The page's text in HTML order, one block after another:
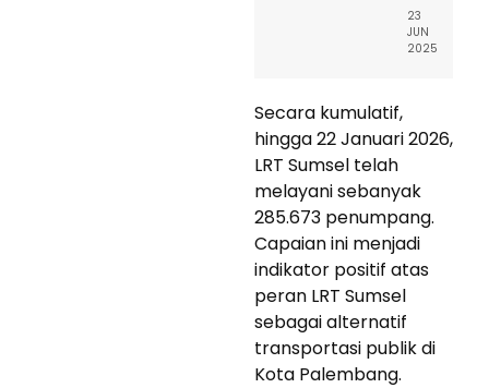
23
JUN
2025
Secara kumulatif,
hingga 22 Januari 2026,
LRT Sumsel telah
melayani sebanyak
285.673 penumpang.
Capaian ini menjadi
indikator positif atas
peran LRT Sumsel
sebagai alternatif
transportasi publik di
Kota Palembang.